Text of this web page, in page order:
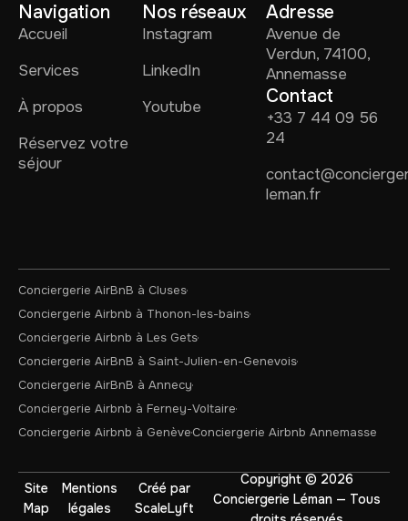
Navigation
Accueil
Services
À propos
Réservez votre
séjour
Nos réseaux
Instagram
LinkedIn
Youtube
Adresse
Avenue de
Verdun, 74100,
Annemasse
Contact
+33 7 44 09 56
24
leman.fr
Conciergerie AirBnB à Cluses
Conciergerie Airbnb à Thonon-les-bains
Conciergerie Airbnb à Les Gets
Conciergerie AirBnB à Saint-Julien-en-Genevois
Conciergerie AirBnB à Annecy
Conciergerie Airbnb à Ferney-Voltaire
Conciergerie Airbnb à GenèveConciergerie Airbnb Annemasse
Copyright © 2026
Conciergerie Léman — Tous
Site
Map
Mentions
légales
Créé par
ScaleLyft